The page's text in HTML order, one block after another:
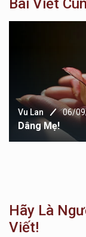
Bài Viết
Vu Lan
Chữ
Hãy Là
Viết!